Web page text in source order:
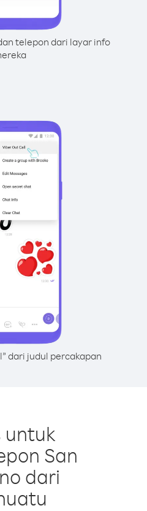
telepon dari layar info
dari judul percakapan
untuk
San
dari